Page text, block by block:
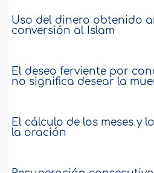
Uso del dinero obtenido
conversión al Islam
El deseo ferviente por
no significa desear la
El cálculo de los meses y
la oración